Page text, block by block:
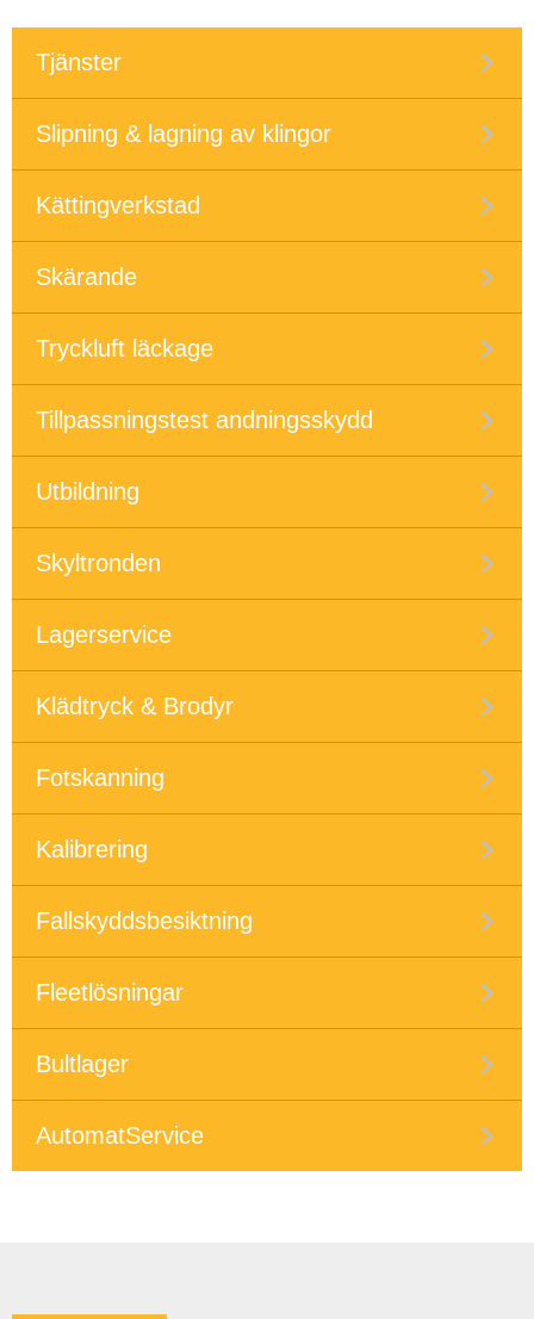
Tjänster
Slipning & lagning av klingor
Kättingverkstad
Skärande
Tryckluft läckage
Tillpassningstest andningsskydd
Utbildning
Skyltronden
Lagerservice
Klädtryck & Brodyr
Fotskanning
Kalibrering
Fallskyddsbesiktning
Fleetlösningar
Bultlager
AutomatService